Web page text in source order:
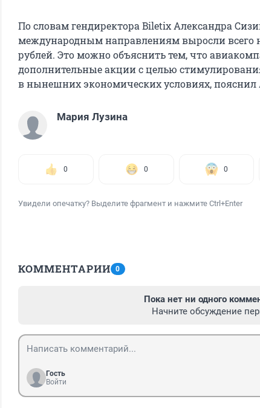
По словам гендиректора Biletix Александра
международным направлениям выросли всего на
рублей. Это можно объяснить тем, что
дополнительные акции с целью
в нынешних экономических условиях, пояснил
Мария Лузина
0 0 0
Увидели опечатку? Выделите фрагмент и нажмите Ctrl+Enter
КОММЕНТАРИИ 0
Пока нет ни одного
Начните обсуждение
Гость
Войти